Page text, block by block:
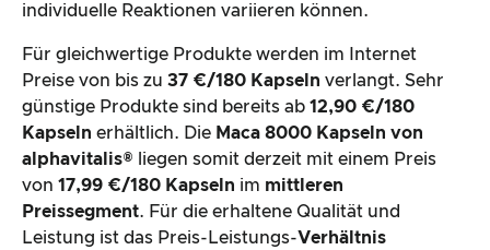
individuelle Reaktionen variieren können.
Für gleichwertige Produkte werden im Internet
Preise von bis zu 37 €/180 Kapseln verlangt. Sehr
günstige Produkte sind bereits ab 12,90 €/180
Kapseln erhältlich. Die Maca 8000 Kapseln von
alphavitalis® liegen somit derzeit mit einem Preis
von 17,99 €/180 Kapseln im mittleren
Preissegment. Für die erhaltene Qualität und
Leistung ist das Preis-Leistungs-Verhältnis